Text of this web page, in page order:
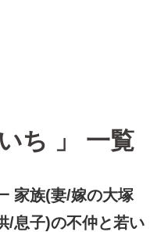
ち 」 一覧
家族(妻/嫁の大塚
/息子)の不仲と若い